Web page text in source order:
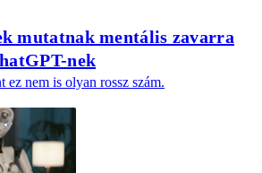
mutatnak mentális zavarra
nek
ez nem is olyan rossz szám.